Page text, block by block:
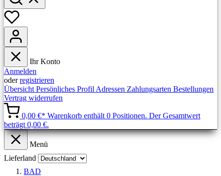
Ihr Konto
Anmelden
oderregistrieren
Übersicht Persönliches Profil Adressen Zahlungsarten Bestellungen
Vertrag widerrufen
0,00 €* Warenkorb enthält 0 Positionen. Der Gesamtwert
beträgt 0,00 €.
Menü
Lieferland
BAD